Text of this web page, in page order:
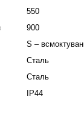
550
900
S –
Сталь
Сталь
IP44